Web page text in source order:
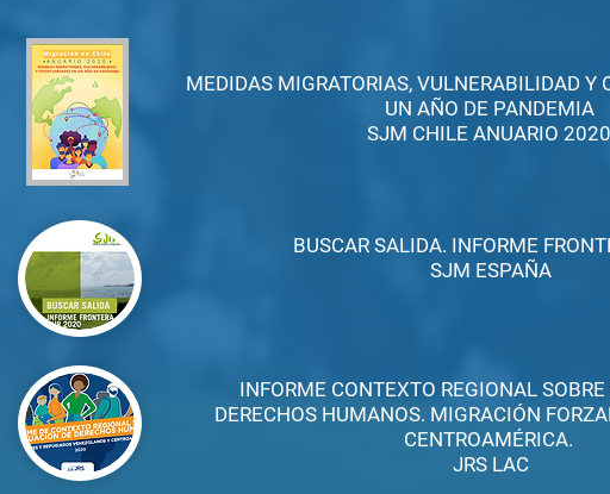
MEDIDAS MIGRATORIAS, VULNERABILIDAD Y
UN AÑO DE PANDEMIA
SJM CHILE ANUARIO 2020
BUSCAR SALIDA. INFORME
SJM ESPAÑA
INFORME CONTEXTO REGIONAL
DERECHOS HUMANOS. MIGRACIÓN
CENTROAMÉRICA.
JRS LAC